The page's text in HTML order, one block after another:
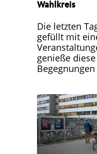
Wahlkreis
Die letzten
gefüllt mit
genieße